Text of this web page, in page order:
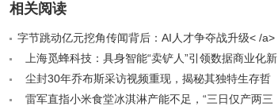
相关阅读
字节跳动亿元挖角传闻背后：AI人才争夺战升级< /a>
上海觅蜂科技：具身智能“卖铲人”引领数据商业化新
潮流< /a>
尘封30年乔布斯采访视频重现，揭秘其独特生存哲
学< /a>
雷军直指小米食堂冰淇淋产能不足，“三日仅产两三